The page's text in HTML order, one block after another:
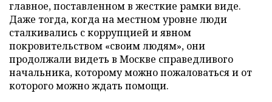
главное, поставленном в жесткие рамки виде.
Даже тогда, когда на местном уровне люди
сталкивались с коррупцией и явном
покровительством «своим людям», они
продолжали видеть в Москве справедливого
начальника, которому можно пожаловаться и от
которого можно ждать помощи.